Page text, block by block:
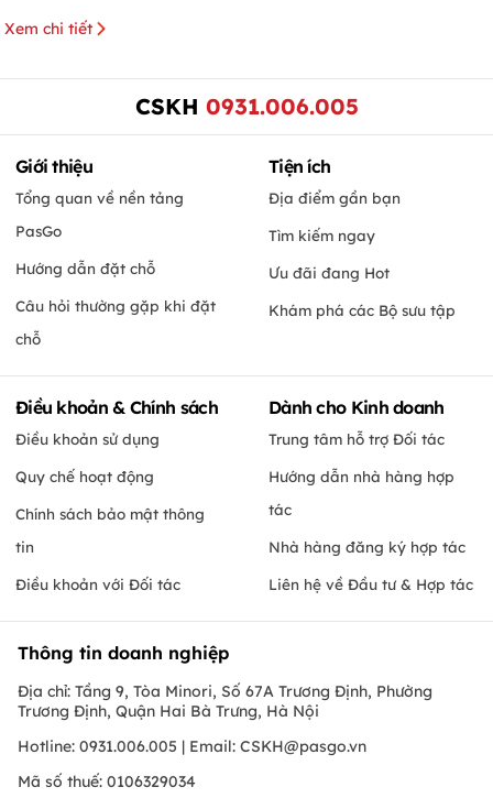
Xem chi tiết
CSKH 0931.006.005
Giới thiệu
Tổng quan về nền tảng
PasGo
Hướng dẫn đặt chỗ
Câu hỏi thường gặp khi đặt
chỗ
Tiện ích
Địa điểm gần bạn
Tìm kiếm ngay
Ưu đãi đang Hot
Khám phá các Bộ sưu tập
Điều khoản & Chính sách
Điều khoản sử dụng
Quy chế hoạt động
Chính sách bảo mật thông
tin
Điều khoản với Đối tác
Dành cho Kinh doanh
Trung tâm hỗ trợ Đối tác
Hướng dẫn nhà hàng hợp
tác
Nhà hàng đăng ký hợp tác
Liên hệ về Đầu tư & Hợp tác
Thông tin doanh nghiệp
Địa chỉ: Tầng 9, Tòa Minori, Số 67A Trương Định, Phường
Trương Định, Quận Hai Bà Trưng, Hà Nội
Hotline: 0931.006.005 | Email: CSKH@pasgo.vn
Mã số thuế: 0106329034